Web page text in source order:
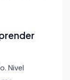
Nivel